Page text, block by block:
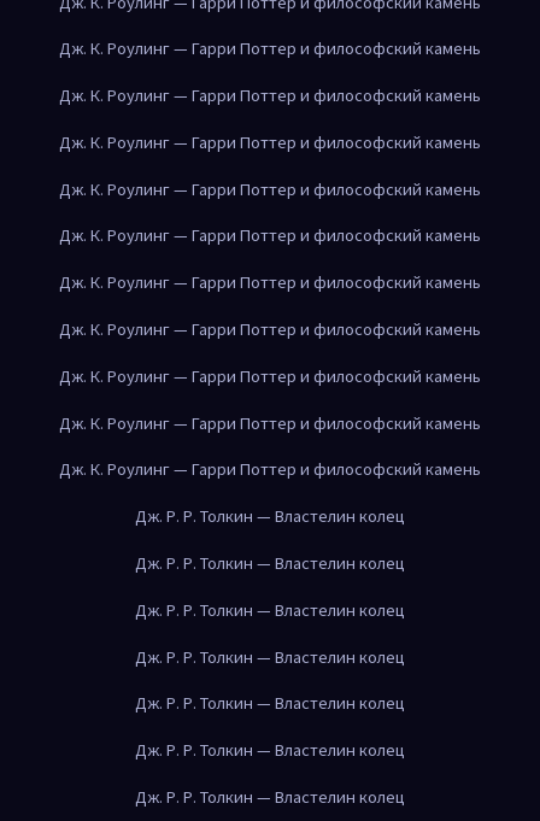
Дж. К. Роулинг — Гарри Поттер и философский камень
Дж. К. Роулинг — Гарри Поттер и философский камень
Дж. К. Роулинг — Гарри Поттер и философский камень
Дж. К. Роулинг — Гарри Поттер и философский камень
Дж. К. Роулинг — Гарри Поттер и философский камень
Дж. К. Роулинг — Гарри Поттер и философский камень
Дж. К. Роулинг — Гарри Поттер и философский камень
Дж. К. Роулинг — Гарри Поттер и философский камень
Дж. К. Роулинг — Гарри Поттер и философский камень
Дж. К. Роулинг — Гарри Поттер и философский камень
Дж. Р. Р. Толкин — Властелин колец
Дж. Р. Р. Толкин — Властелин колец
Дж. Р. Р. Толкин — Властелин колец
Дж. Р. Р. Толкин — Властелин колец
Дж. Р. Р. Толкин — Властелин колец
Дж. Р. Р. Толкин — Властелин колец
Дж. Р. Р. Толкин — Властелин колец